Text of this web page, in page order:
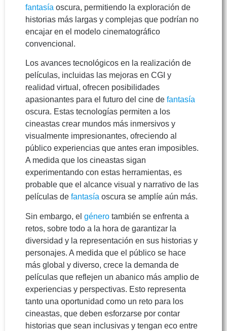
fantasía oscura, permitiendo la exploración de
historias más largas y complejas que podrían no
encajar en el modelo cinematográfico
convencional.
Los avances tecnológicos en la realización de
películas, incluidas las mejoras en CGI y
realidad virtual, ofrecen posibilidades
apasionantes para el futuro del cine de fantasía
oscura. Estas tecnologías permiten a los
cineastas crear mundos más inmersivos y
visualmente impresionantes, ofreciendo al
público experiencias que antes eran imposibles.
A medida que los cineastas sigan
experimentando con estas herramientas, es
probable que el alcance visual y narrativo de las
películas de fantasía oscura se amplíe aún más.
Sin embargo, el género también se enfrenta a
retos, sobre todo a la hora de garantizar la
diversidad y la representación en sus historias y
personajes. A medida que el público se hace
más global y diverso, crece la demanda de
películas que reflejen un abanico más amplio de
experiencias y perspectivas. Esto representa
tanto una oportunidad como un reto para los
cineastas, que deben esforzarse por contar
historias que sean inclusivas y tengan eco entre